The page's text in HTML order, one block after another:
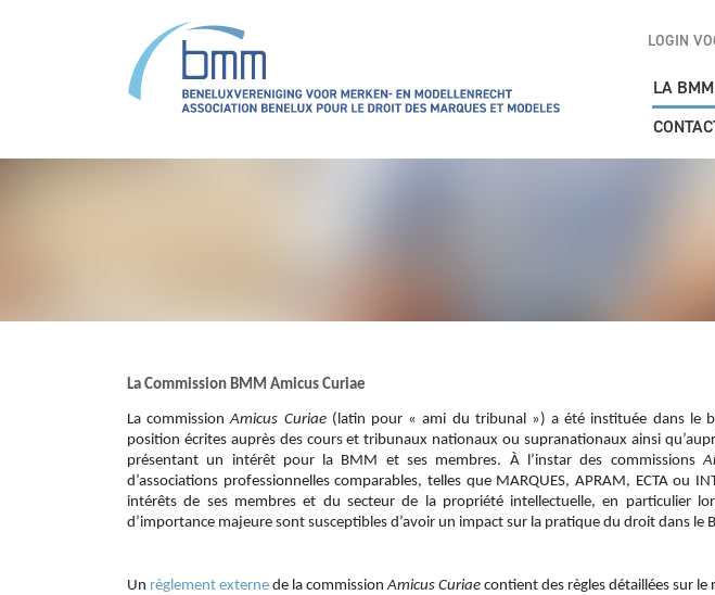
LOGIN
LA BMM
La Commission BMM Amicus Curiae
La commissionAmicus Curiae(latin pour « ami du tribunal ») a été instituée dans le
position écrites auprès des cours et tribunaux nationaux ou supranationaux ainsi
présentant un intérêt pour la BMM et ses membres. À l’instar des commissions
d’associations professionnelles comparables, telles que MARQUES, APRAM, ECTA ou
intérêts de ses membres et du secteur de la propriété intellectuelle, en particulier
d’importance majeure sont susceptibles d’avoir un impact sur la pratique du droit dans le
Un règlement externe de la commissionAmicus Curiae contient des règles détaillées sur le